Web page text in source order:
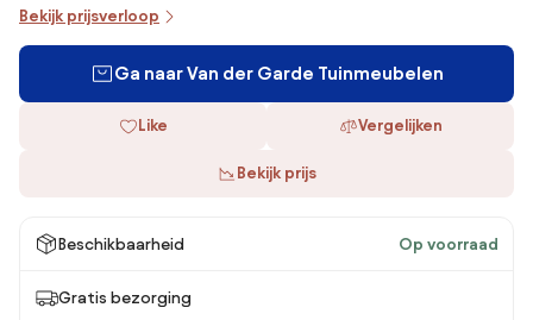
Bekijk prijsverloop
Ga naar Van der Garde Tuinmeubelen
Like Vergelijken
Bekijk prijs
Beschikbaarheid Op voorraad
Gratis bezorging